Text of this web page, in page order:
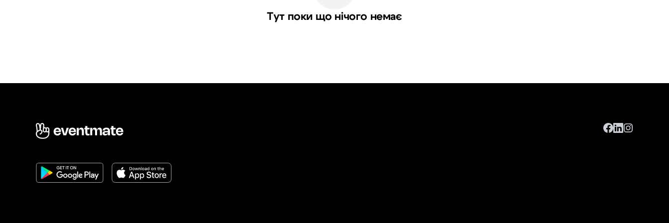
Тут поки що нічого немає